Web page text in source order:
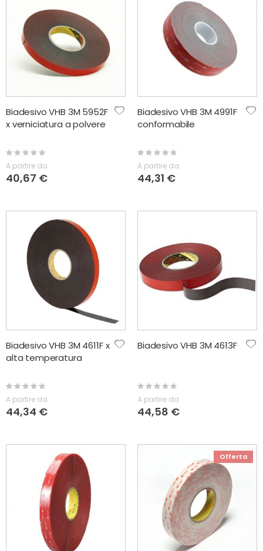
Biadesivo VHB 3M 5952F
x verniciatura a polvere
Rating:
0%
A partire da
40,67 €
Biadesivo VHB 3M 4991F
conformabile
Rating:
0%
A partire da
44,31 €
Biadesivo VHB 3M 4611F x
alta temperatura
Rating:
A partire da
44,34 €
Biadesivo VHB 3M 4613F
Rating:
A partire da
44,58 €
Offerta